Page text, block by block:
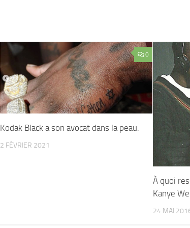
0
Kodak Black a son avocat dans la peau.
2 FÉVRIER 2021
À quoi
Kanye
24 MAI